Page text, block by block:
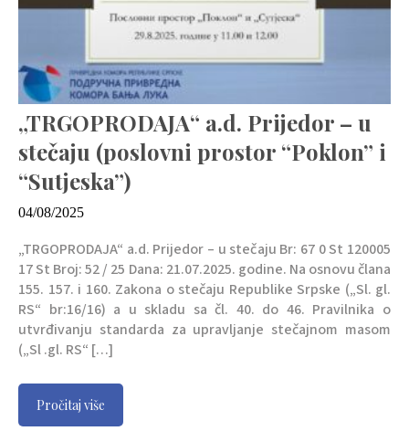
„TRGOPRODAJA“ a.d. Prijedor – u
stečaju (poslovni prostor “Poklon” i
“Sutjeska”)
04/08/2025
„TRGOPRODAJA“ a.d. Prijedor – u stečaju Br: 67 0 St 120005
17 St Broj: 52 / 25 Dana: 21.07.2025. godine. Na osnovu člana
155. 157. i 160. Zakona o stečaju Republike Srpske („Sl. gl.
RS“ br:16/16) a u skladu sa čl. 40. do 46. Pravilnika o
utvrđivanju standarda za upravljanje stečajnom masom
(„Sl .gl. RS“ […]
Pročitaj više